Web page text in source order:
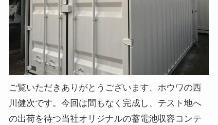
ご覧いただきありがとうございます、ホウワの西
川健次です。今回は間もなく完成し、テスト地へ
の出荷を待つ当社オリジナルの蓄電池収容コンテ